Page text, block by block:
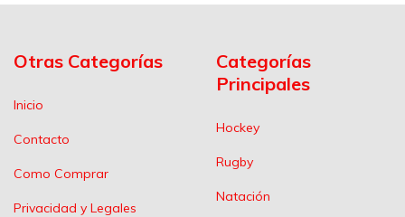
Otras Categorías
Inicio
Contacto
Como Comprar
Privacidad y Legales
Categorías
Principales
Hockey
Rugby
Natación